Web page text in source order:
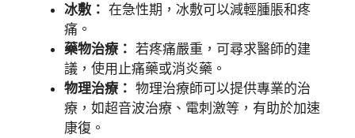
冰敷： 在急性期，冰敷可以減輕腫脹和疼
痛。
藥物治療： 若疼痛嚴重，可尋求醫師的建
議，使用止痛藥或消炎藥。
物理治療： 物理治療師可以提供專業的治
療，如超音波治療、電刺激等，有助於加速
康復。